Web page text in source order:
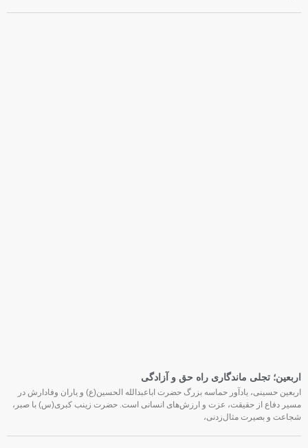
اربعین؛ تجلی ماندگاری راه حق و آزادگی
اربعین حسینی، یادآور حماسه بزرگ حضرت اباعبدالله الحسین(ع) و یاران وفادارش در
مسیر دفاع از حقیقت، عزت و ارزش‌های انسانی است. حضرت زینب کبری(س) با صبر،
شجاعت و بصیرت مثال‌زدنی،